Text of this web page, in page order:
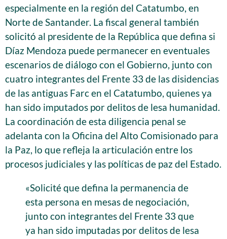
especialmente en la región del Catatumbo, en
Norte de Santander. La fiscal general también
solicitó al presidente de la República que defina si
Díaz Mendoza puede permanecer en eventuales
escenarios de diálogo con el Gobierno, junto con
cuatro integrantes del Frente 33 de las disidencias
de las antiguas Farc en el Catatumbo, quienes ya
han sido imputados por delitos de lesa humanidad.
La coordinación de esta diligencia penal se
adelanta con la Oficina del Alto Comisionado para
la Paz, lo que refleja la articulación entre los
procesos judiciales y las políticas de paz del Estado.
«Solicité que defina la permanencia de
esta persona en mesas de negociación,
junto con integrantes del Frente 33 que
ya han sido imputadas por delitos de lesa